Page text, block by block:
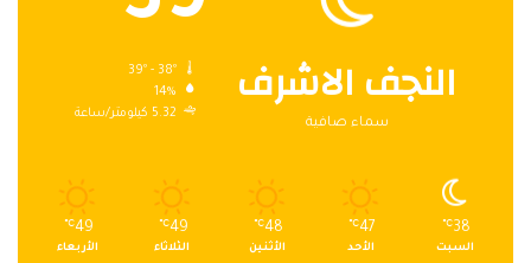
النجف الاشرف
سماء صافية
14%
5.32 كيلومتر/ساعة
38
℃
السبت
47
℃
الأحد
48
℃
الأثنين
49
℃
الثلاثاء
49
℃
الأربعاء